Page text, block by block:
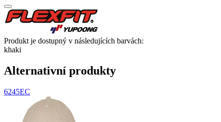
Produkt je dostupný v následujících barvách:
khaki
Alternativní produkty
6245EC